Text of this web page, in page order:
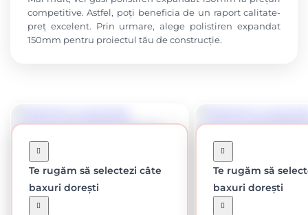
competitive. Astfel, poți beneficia de un raport calitate-
preț excelent. Prin urmare, alege polistiren expandat
150mm pentru proiectul tău de construcție.
Te rugăm să selectezi câte
baxuri dorești
Te rugăm să
baxuri dorești